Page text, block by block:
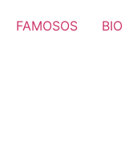
FAMOSOS BIO